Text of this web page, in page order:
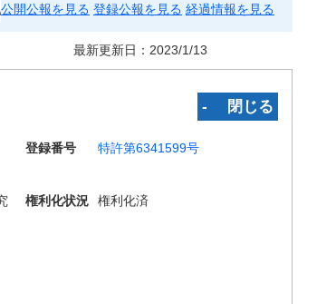
公開公報を見る 登録公報を見る 経過情報を見る
最新更新日： 2023/1/13
‐ 閉じる
登録番号
特許第6341599号
権利化状況 権利化済